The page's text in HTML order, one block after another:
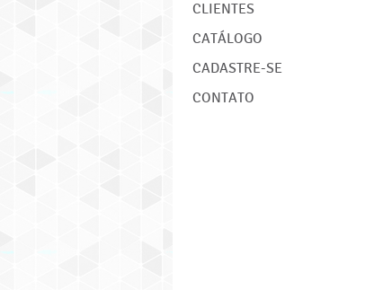
CLIENTES
CATÁLOGO
CADASTRE-SE
CONTATO